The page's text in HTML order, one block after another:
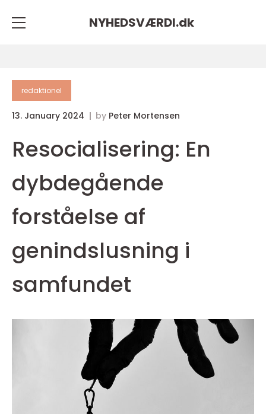
NYHEDSVÆRDI.dk
redaktionel
13. January 2024 by Peter Mortensen
Resocialisering: En
dybdegående
forståelse af
genindslusning i
samfundet